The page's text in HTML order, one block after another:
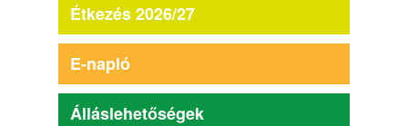
Étkezés 2026/27
E-napló
Álláslehetőségek